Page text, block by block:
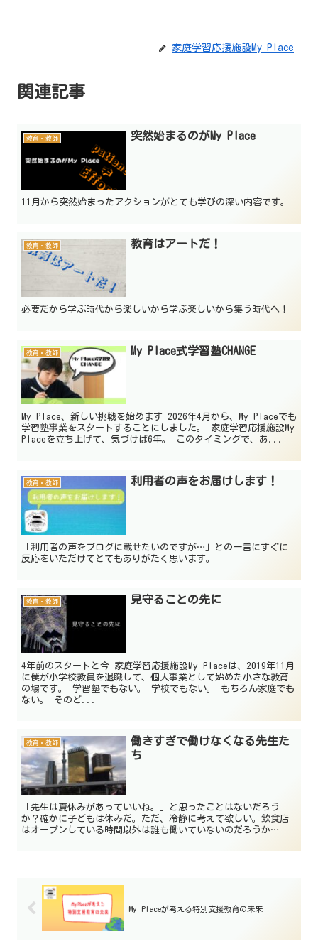
家庭学習応援施設My Place
関連記事
教育・教師 突然始まるのがMy Place
11月から突然始まったアクションがとても学びの深い内容です。
教育・教師 教育はアートだ！
必要だから学ぶ時代から楽しいから学ぶ楽しいから集う時代へ！
教育・教師 My Place式学習塾CHANGE
My Place、新しい挑戦を始めます 2026年4月から、My Placeでも
学習塾事業をスタートすることにしました。 家庭学習応援施設My
Placeを立ち上げて、気づけば6年。 このタイミングで、あ...
教育・教師 利用者の声をお届けします！
「利用者の声をブログに載せたいのですが…」との一言にすぐに
反応をいただけてとてもありがたく思います。
教育・教師 見守ることの先に
4年前のスタートと今 家庭学習応援施設My Placeは、2019年11月
に僕が小学校教員を退職して、個人事業として始めた小さな教育
の場です。 学習塾でもない。 学校でもない。 もちろん家庭でも
ない。 そのど...
教育・教師
働きすぎで働けなくなる先生た
ち
「先生は夏休みがあっていいね。」と思ったことはないだろう
か？確かに子どもは休みだ。ただ、冷静に考えて欲しい。飲食店
はオープンしている時間以外は誰も働いていないのだろうか…
My Placeが考える特別支援教育の未来